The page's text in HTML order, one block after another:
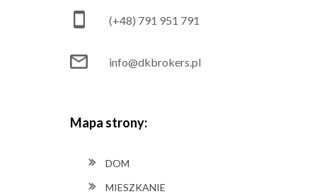
(+48) 791 951 791
info@dkbrokers.pl
Mapa strony:
DOM
MIESZKANIE